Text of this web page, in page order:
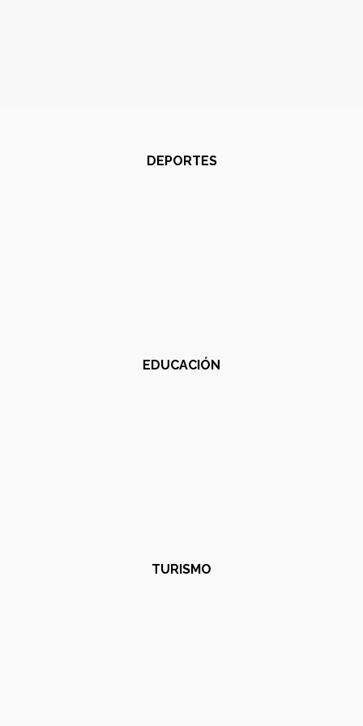
DEPORTES
EDUCACIÓN
TURISMO